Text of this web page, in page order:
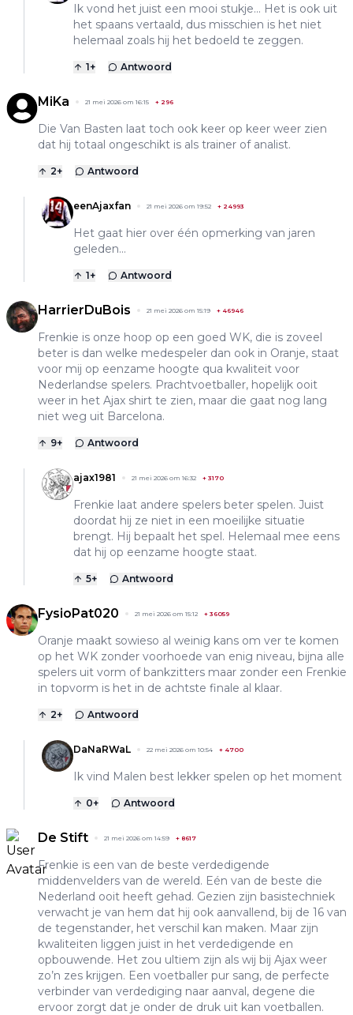
Ik vond het juist een mooi stukje... Het is ook uit
het spaans vertaald, dus misschien is het niet
helemaal zoals hij het bedoeld te zeggen.
1+ Antwoord
MiKa 21 mei 2026 om 16:15 + 296
Die Van Basten laat toch ook keer op keer weer zien
dat hij totaal ongeschikt is als trainer of analist.
2+ Antwoord
eenAjaxfan 21 mei 2026 om 19:52 + 24993
Het gaat hier over één opmerking van jaren
geleden...
1+ Antwoord
HarrierDuBois 21 mei 2026 om 15:19 + 46946
Frenkie is onze hoop op een goed WK, die is zoveel
beter is dan welke medespeler dan ook in Oranje, staat
voor mij op eenzame hoogte qua kwaliteit voor
Nederlandse spelers. Prachtvoetballer, hopelijk ooit
weer in het Ajax shirt te zien, maar die gaat nog lang
niet weg uit Barcelona.
9+ Antwoord
ajax1981 21 mei 2026 om 16:32 + 3170
Frenkie laat andere spelers beter spelen. Juist
doordat hij ze niet in een moeilijke situatie
brengt. Hij bepaalt het spel. Helemaal mee eens
dat hij op eenzame hoogte staat.
5+ Antwoord
FysioPat020 21 mei 2026 om 15:12 + 36059
Oranje maakt sowieso al weinig kans om ver te komen
op het WK zonder voorhoede van enig niveau, bijna alle
spelers uit vorm of bankzitters maar zonder een Frenkie
in topvorm is het in de achtste finale al klaar.
2+ Antwoord
DaNaRWaL 22 mei 2026 om 10:54 + 4700
Ik vind Malen best lekker spelen op het moment
0+ Antwoord
De Stift 21 mei 2026 om 14:59 + 8617
Frenkie is een van de beste verdedigende
middenvelders van de wereld. Eén van de beste die
Nederland ooit heeft gehad. Gezien zijn basistechniek
verwacht je van hem dat hij ook aanvallend, bij de 16 van
de tegenstander, het verschil kan maken. Maar zijn
kwaliteiten liggen juist in het verdedigende en
opbouwende. Het zou ultiem zijn als wij bij Ajax weer
zo’n zes krijgen. Een voetballer pur sang, de perfecte
verbinder van verdediging naar aanval, degene die
ervoor zorgt dat je onder de druk uit kan voetballen.